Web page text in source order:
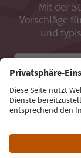
Mit der
Vorschläge
und
E-Mail Adresse